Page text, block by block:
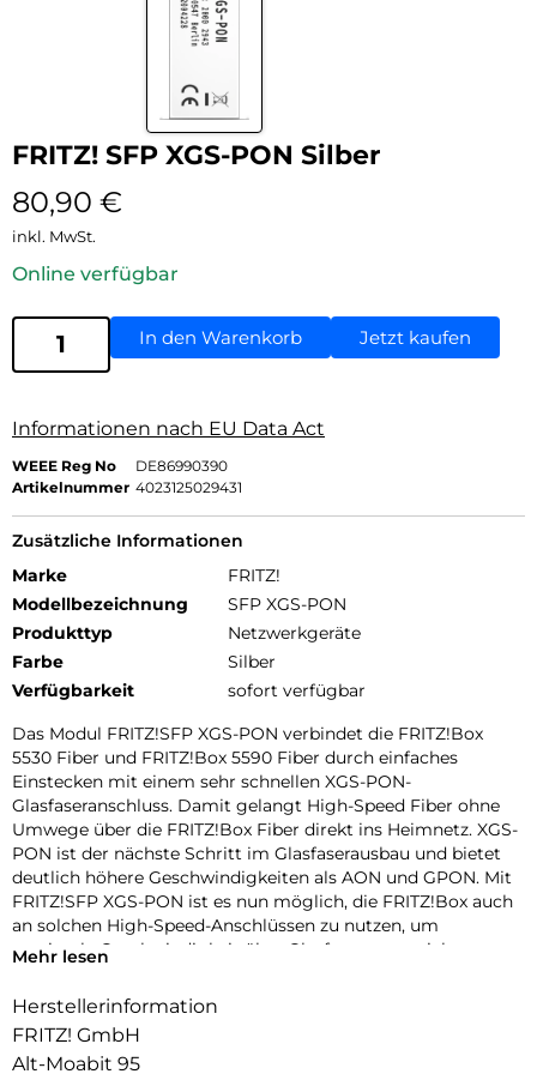
FRITZ! SFP XGS-PON Silber
80,90 €
inkl. MwSt.
Online verfügbar
In den Warenkorb Jetzt kaufen
Informationen nach EU Data Act
WEEE Reg No
DE86990390
Artikelnummer 4023125029431
Zusätzliche Informationen
Marke
FRITZ!
Modellbezeichnung
SFP XGS-PON
Produkttyp
Netzwerkgeräte
Farbe
Silber
Verfügbarkeit
sofort verfügbar
Das Modul FRITZ!SFP XGS-PON verbindet die FRITZ!Box
5530 Fiber und FRITZ!Box 5590 Fiber durch einfaches
Einstecken mit einem sehr schnellen XGS-PON-
Glasfaseranschluss. Damit gelangt High-Speed Fiber ohne
Umwege über die FRITZ!Box Fiber direkt ins Heimnetz. XGS-
PON ist der nächste Schritt im Glasfaserausbau und bietet
deutlich höhere Geschwindigkeiten als AON und GPON. Mit
FRITZ!SFP XGS-PON ist es nun möglich, die FRITZ!Box auch
an solchen High-Speed-Anschlüssen zu nutzen, um
maximale Geschwindigkeit über Glasfaser zu erreichen.
Die FRITZ!Box 5530 Fiber und FRITZ!Box 5590 Fiber bieten
ein modulares System für den Netzzugang über Glasfaser,
das für die häufigsten Verbindungsarten AON (z. B. viele
Mehr lesen
Herstellerinformation
FRITZ! GmbH
Alt-Moabit 95